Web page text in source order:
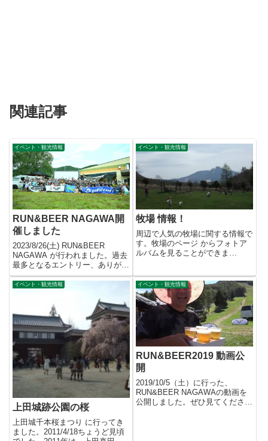
関連記事
イベント・観光情報
RUN&BEER NAGAWA開
催しました
2023/8/26(土) RUN&BEER
NAGAWA が行われました。過去
最多となるエントリー、ありがと
うございまし...
イベント・観光情報
牧場 情報！
周辺で人気の牧場に関する情報で
す。牧場のページ からフォトア
ルバムを見ることができま
イベント・観光情報
上田城跡公園の桜
上田城千本桜まつり に行ってき
ました。2011/4/18ちょうど見頃
イベント・観光情報
RUN&BEER2019 動画公
開
2019/10/5（土）に行った、
RUN&BEER NAGAWAの動画を
公開しました。ぜひ見てくださ